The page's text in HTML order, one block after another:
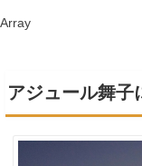
Array
アジュール舞子